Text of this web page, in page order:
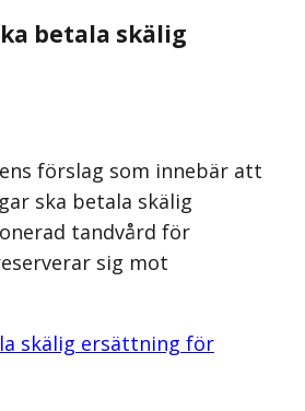
betala skälig
förslag som innebär att
ska betala skälig
tandvård för
sig mot
skälig ersättning för